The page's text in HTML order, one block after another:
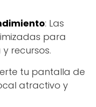
: Las
para
recursos.
tu pantalla de
atractivo y